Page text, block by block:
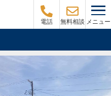
電話 無料相談 メニュー